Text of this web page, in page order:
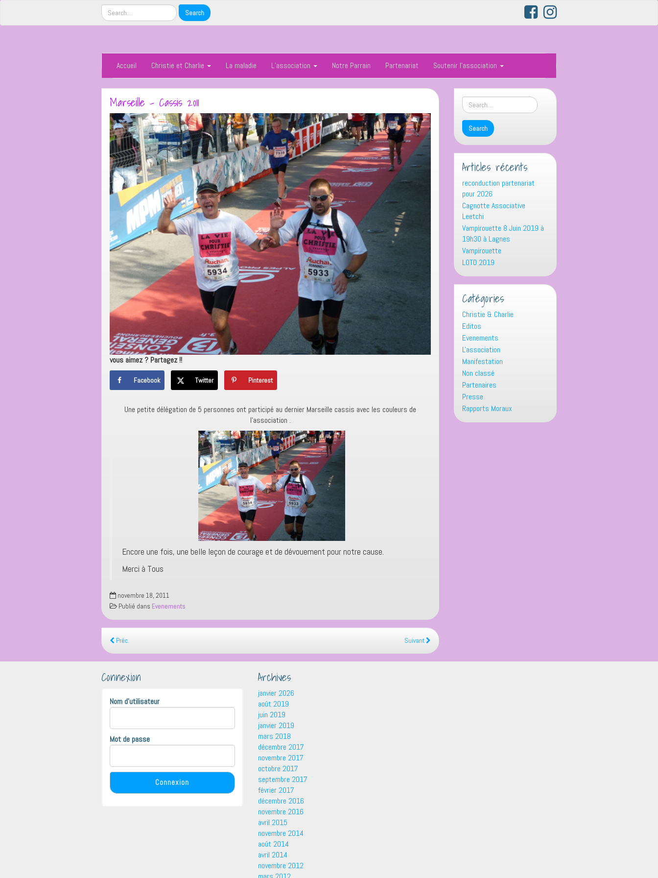
Accueil Christie et Charlie La maladie L’association Notre Parrain Partenariat Soutenir l’association
Marseille – Cassis 2011
vous aimez ? Partagez !!
Facebook Twitter Pinterest
Une petite délégation de 5 personnes ont participé au dernier Marseille cassis avec les couleurs de
l’association .
Encore une fois, une belle leçon de courage et de dévouement pour notre cause.
Merci à Tous
novembre 18, 2011
Publié dans Evenements
Préc. Suivant
Articles récents
reconduction partenariat
pour 2026
Cagnotte Associative
Leetchi
Vampirouette 8 Juin 2019 à
19h30 à Lagnes
Vampirouette
LOTO 2019
Catégories
Christie & Charlie
Editos
Evenements
L'association
Manifestation
Non classé
Partenaires
Presse
Rapports Moraux
Connexion
Nom d'utilisateur
Mot de passe
Archives
janvier 2026
août 2019
juin 2019
janvier 2019
mars 2018
décembre 2017
novembre 2017
octobre 2017
septembre 2017
février 2017
décembre 2016
novembre 2016
avril 2015
novembre 2014
août 2014
avril 2014
novembre 2012